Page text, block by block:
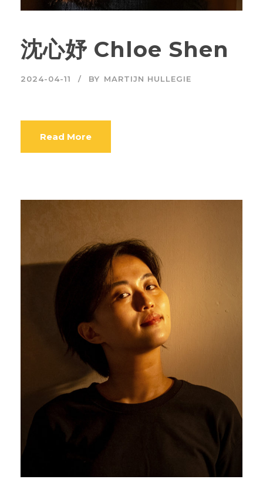
沈心妤 Chloe Shen
2024-04-11 BY MARTIJN HULLEGIE
Read More